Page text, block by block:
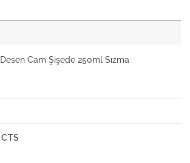
Cam Şişede 250ml Sızma